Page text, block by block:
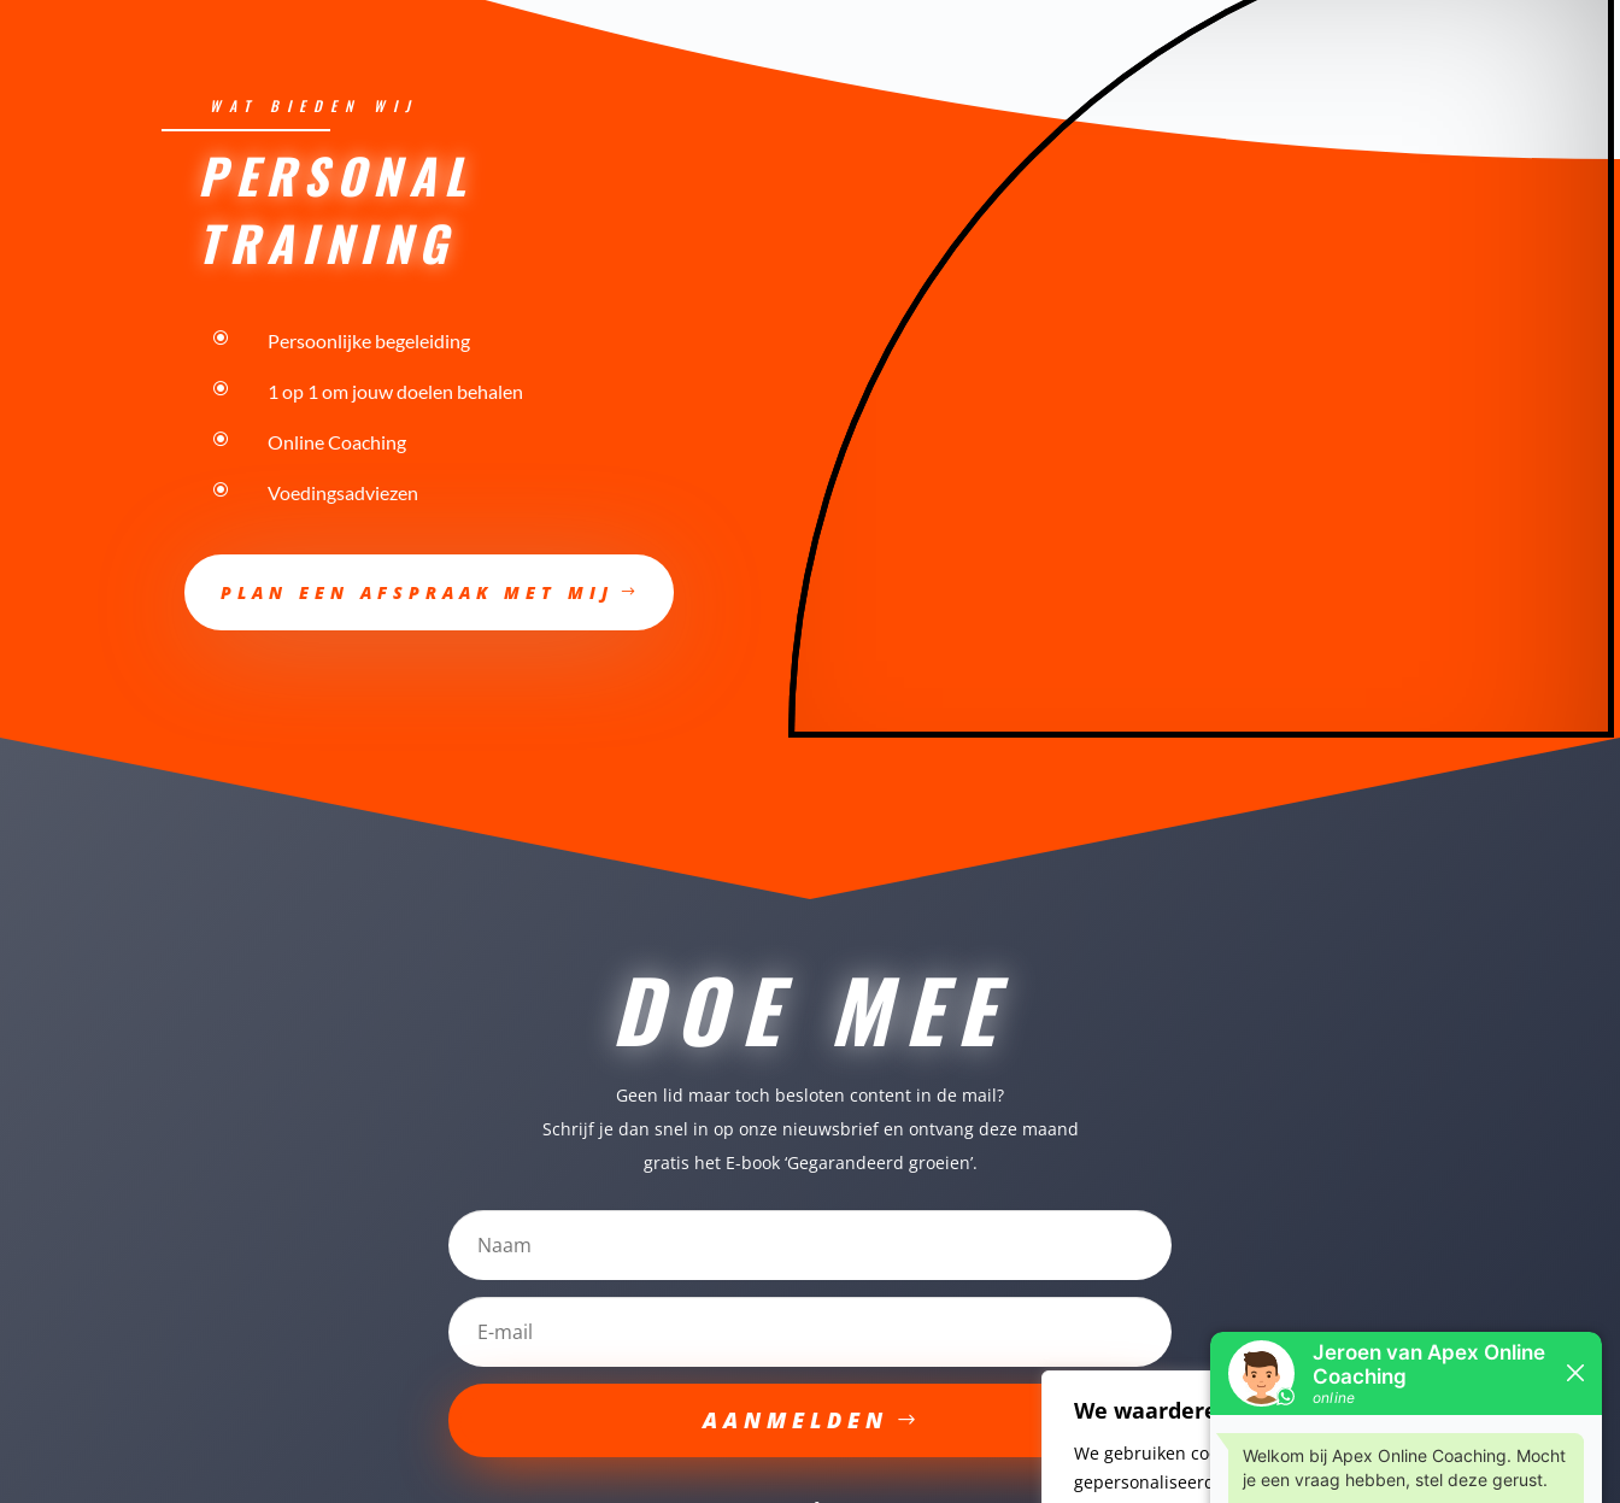
We waarderen je privacy
We gebruiken cookies om uw surfervaring te verbeteren,
gepersonaliseerde advertenties of inhoud weer te geven
WAT BIEDEN WIJ
PERSONAL
TRAINING
\ Persoonlijke begeleiding
\ 1 op 1 om jouw doelen behalen
\ Online Coaching
\ Voedingsadviezen
PLAN EEN AFSPRAAK MET MIJ
DOE MEE
Geen lid maar toch besloten content in de mail?
Schrijf je dan snel in op onze nieuwsbrief en ontvang deze maand
gratis het E-book ‘Gegarandeerd groeien’.
AANMELDEN